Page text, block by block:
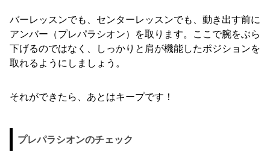
バーレッスンでも、センターレッスンでも、動き出す前に
アンバー（プレパラシオン）を取ります。ここで腕をぶら
下げるのではなく、しっかりと肩が機能したポジションを
取れるようにしましょう。
それができたら、あとはキープです！
プレパラシオンのチェック